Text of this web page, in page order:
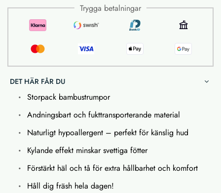
Trygga betalningar
DET HÄR FÅR DU
Storpack bambustrumpor
Andningsbart och fukttransporterande material
Naturligt hypoallergent – ​​perfekt för känslig hud
Kylande effekt minskar svettiga fötter
Förstärkt häl och tå för extra hållbarhet och komfort
Håll dig fräsh hela dagen!